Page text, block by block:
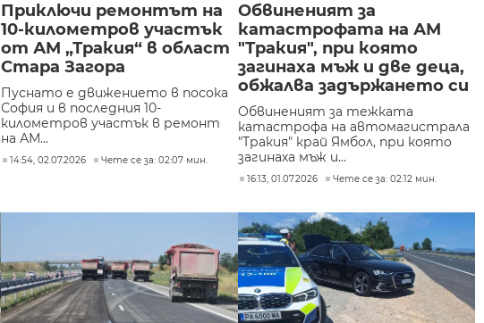
Приключи ремонтът на
10-километров участък
от АМ „Тракия“ в област
Стара Загора
Пуснато е движението в посока
София и в последния 10-
километров участък в ремонт
на АМ...
14:54, 02.07.2026 Чете се за: 02:07 мин.
Обвиненият за
катастрофата на АМ
"Тракия", при която
загинаха мъж и две деца,
обжалва задържането си
Обвиненият за тежката
катастрофа на автомагистрала
"Тракия" край Ямбол, при която
загинаха мъж и...
16:13, 01.07.2026 Чете се за: 02:12 мин.